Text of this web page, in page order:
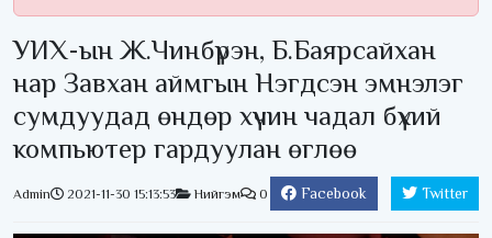
УИХ-ын Ж.Чинбүрэн, Б.Баярсайхан
нар Завхан аймгын Нэгдсэн эмнэлэг
сумдуудад өндөр хүчин чадал бүхий
компьютер гардуулан өглөө
Admin 2021-11-30 15:13:53 Нийгэм 0 Facebook Twitter